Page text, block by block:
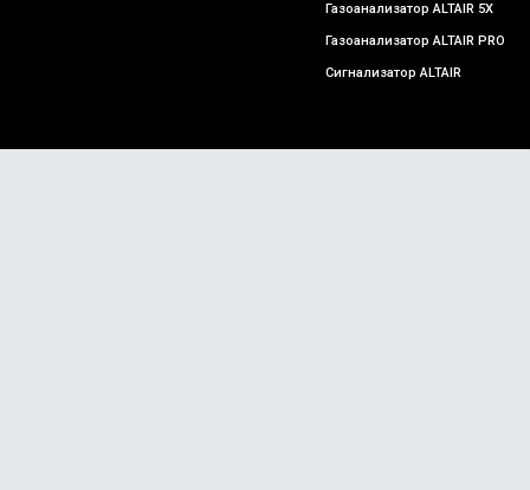
Газоанализатор ALTAIR 5X
Газоанализатор ALTAIR PRO
Сигнализатор ALTAIR